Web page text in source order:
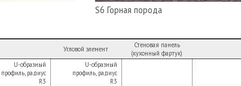
S6 Горная порода
Угловой элемент
Стеновая панель
(кухонный фартук)
U-образный
профиль, радиус
R3
U-образный
профиль, радиус
R3